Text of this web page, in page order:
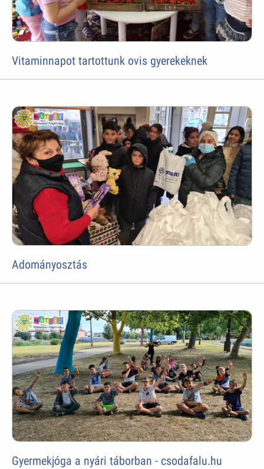
Vitaminnapot tartottunk ovis gyerekeknek
Adományosztás
Gyermekjóga a nyári táborban - csodafalu.hu